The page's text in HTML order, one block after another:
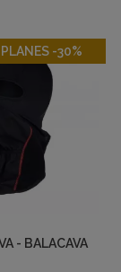
-30%
- BALACAVA
-30%